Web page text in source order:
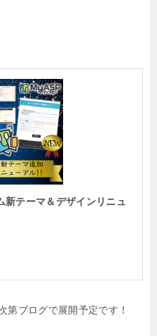
新テーマ＆デザインリニュ
第ブログで展開予定です！